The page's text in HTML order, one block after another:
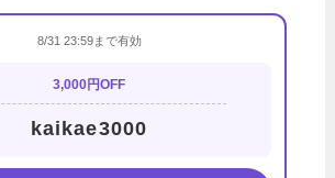
8/31 23:59まで有効
3,000円OFF
kaikae3000